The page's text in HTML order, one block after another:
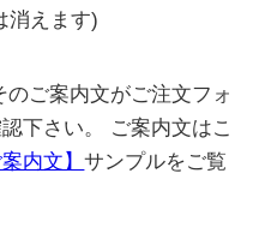
消えます)
ご案内文がご注文フォ
下さい。 ご案内文はこ
案内文】サンプルをご覧